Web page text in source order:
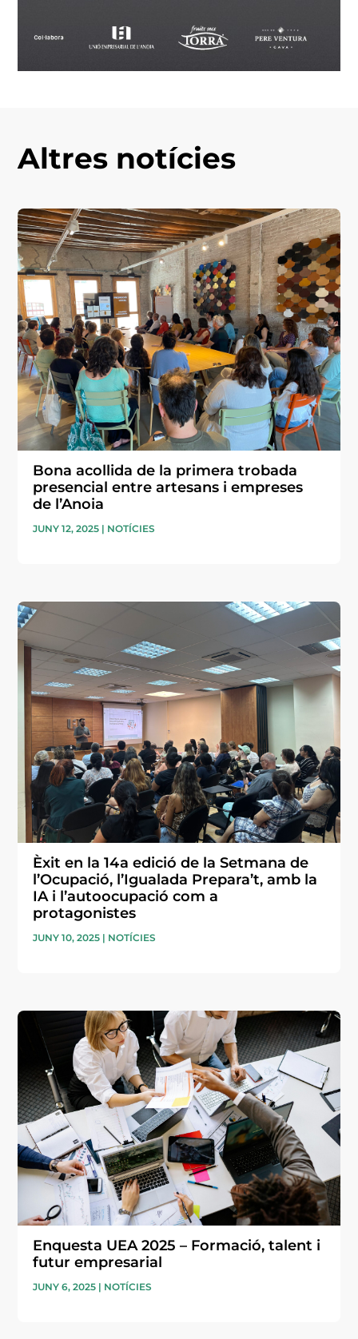
Altres notícies
Bona acollida de la primera trobada
presencial entre artesans i empreses
de l’Anoia
JUNY 12, 2025 | NOTÍCIES
Èxit en la 14a edició de la Setmana de
l’Ocupació, l’Igualada Prepara’t, amb la
IA i l’autoocupació com a
protagonistes
JUNY 10, 2025 | NOTÍCIES
Enquesta UEA 2025 – Formació, talent i
futur empresarial
JUNY 6, 2025 | NOTÍCIES